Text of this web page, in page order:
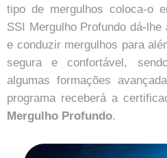
tipo de mergulhos coloca-o
SSI Mergulho Profundo dá-
e conduzir mergulhos para
segura e confortável,
algumas formações
programa receberá a
Mergulho Profundo.